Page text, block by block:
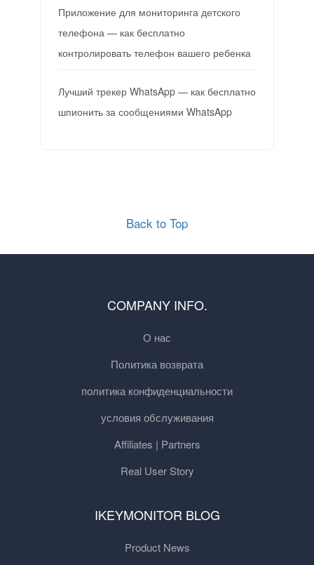
Приложение для мониторинга детского
телефона — как бесплатно
контролировать телефон вашего ребенка
Лучший трекер WhatsApp — как бесплатно
шпионить за сообщениями WhatsApp
Back to Top
COMPANY INFO.
О нас
Политика возврата
политика конфиденциальности
условия обслуживания
Affiliates | Partners
Real User Story
IKEYMONITOR BLOG
Product News